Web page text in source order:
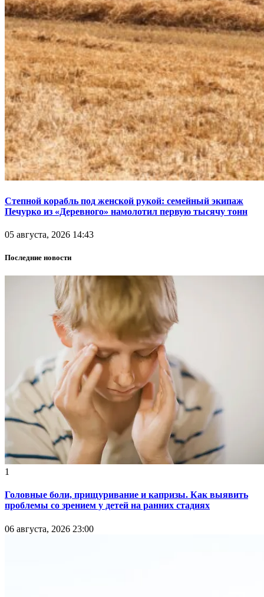
Степной корабль под женской рукой: семейный экипаж
Печурко из «Деревного» намолотил первую тысячу тонн
05 августа, 2026 14:43
Последние новости
1
Головные боли, прищуривание и капризы. Как выявить
проблемы со зрением у детей на ранних стадиях
06 августа, 2026 23:00